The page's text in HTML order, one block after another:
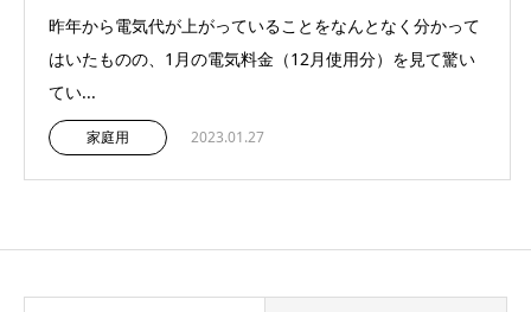
昨年から電気代が上がっていることをなんとなく分かって
はいたものの、1月の電気料金（12月使用分）を見て驚い
てい...
家庭用 2023.01.27